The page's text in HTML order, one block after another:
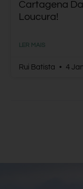
Cartagena
Loucura!
LER MAIS
Rui Batista 4